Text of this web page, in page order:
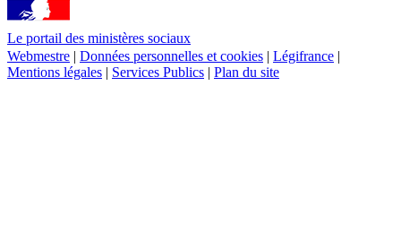
Le portail des ministères sociaux
Webmestre | Données personnelles et cookies | Légifrance |
Mentions légales | Services Publics | Plan du site